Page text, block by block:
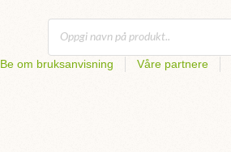
Be om bruksanvisning Våre partnere